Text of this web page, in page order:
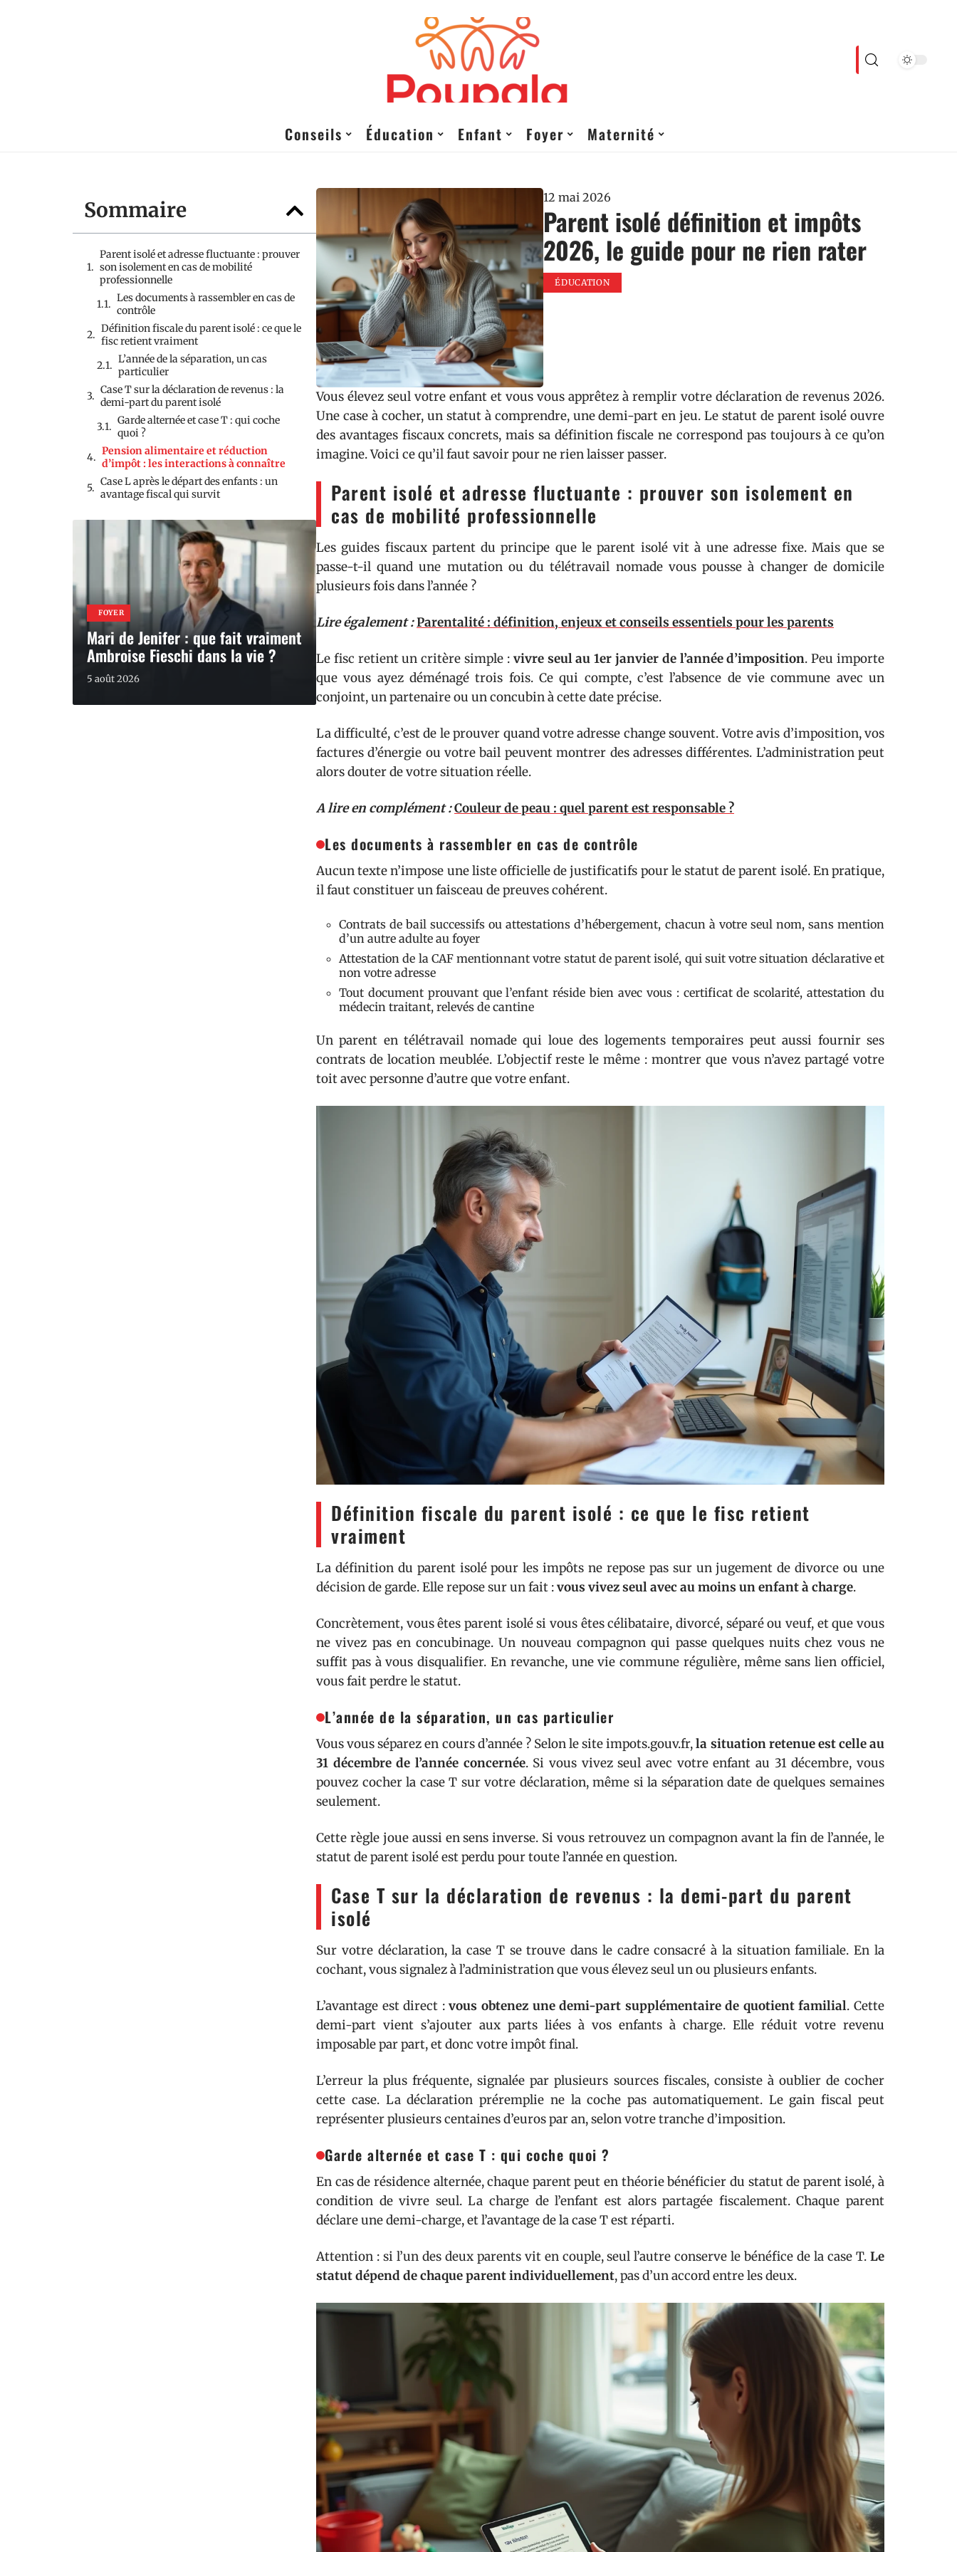
Conseils Éducation Enfant Foyer Maternité
Sommaire
Parent isolé et adresse fluctuante : prouver
son isolement en cas de mobilité
professionnelle
Les documents à rassembler en cas de
contrôle
Définition fiscale du parent isolé : ce que le
fisc retient vraiment
L’année de la séparation, un cas
particulier
Case T sur la déclaration de revenus : la
demi-part du parent isolé
Garde alternée et case T : qui coche
quoi ?
Pension alimentaire et réduction
d’impôt : les interactions à connaître
Case L après le départ des enfants : un
avantage fiscal qui survit
FOYER
Mari de Jenifer : que fait vraiment
Ambroise Fieschi dans la vie ?
5 août 2026
12 mai 2026
Parent isolé définition et impôts
2026, le guide pour ne rien rater
ÉDUCATION
Vous élevez seul votre enfant et vous vous apprêtez à remplir votre déclaration de revenus 2026.
Une case à cocher, un statut à comprendre, une demi-part en jeu. Le statut de parent isolé ouvre
des avantages fiscaux concrets, mais sa définition fiscale ne correspond pas toujours à ce qu’on
imagine. Voici ce qu’il faut savoir pour ne rien laisser passer.
Parent isolé et adresse fluctuante : prouver son isolement en
cas de mobilité professionnelle
Les guides fiscaux partent du principe que le parent isolé vit à une adresse fixe. Mais que se
passe-t-il quand une mutation ou du télétravail nomade vous pousse à changer de domicile
plusieurs fois dans l’année ?
Lire également :Parentalité : définition, enjeux et conseils essentiels pour les parents
Le fisc retient un critère simple : vivre seul au 1er janvier de l’année d’imposition. Peu importe
que vous ayez déménagé trois fois. Ce qui compte, c’est l’absence de vie commune avec un
conjoint, un partenaire ou un concubin à cette date précise.
La difficulté, c’est de le prouver quand votre adresse change souvent. Votre avis d’imposition, vos
factures d’énergie ou votre bail peuvent montrer des adresses différentes. L’administration peut
alors douter de votre situation réelle.
A lire en complément :Couleur de peau : quel parent est responsable ?
Les documents à rassembler en cas de contrôle
Aucun texte n’impose une liste officielle de justificatifs pour le statut de parent isolé. En pratique,
il faut constituer un faisceau de preuves cohérent.
Contrats de bail successifs ou attestations d’hébergement, chacun à votre seul nom, sans mention
d’un autre adulte au foyer
Attestation de la CAF mentionnant votre statut de parent isolé, qui suit votre situation déclarative et
non votre adresse
Tout document prouvant que l’enfant réside bien avec vous : certificat de scolarité, attestation du
médecin traitant, relevés de cantine
Un parent en télétravail nomade qui loue des logements temporaires peut aussi fournir ses
contrats de location meublée. L’objectif reste le même : montrer que vous n’avez partagé votre
toit avec personne d’autre que votre enfant.
Définition fiscale du parent isolé : ce que le fisc retient
vraiment
La définition du parent isolé pour les impôts ne repose pas sur un jugement de divorce ou une
décision de garde. Elle repose sur un fait :vous vivez seul avec au moins un enfant à charge.
Concrètement, vous êtes parent isolé si vous êtes célibataire, divorcé, séparé ou veuf, et que vous
ne vivez pas en concubinage. Un nouveau compagnon qui passe quelques nuits chez vous ne
suffit pas à vous disqualifier. En revanche, une vie commune régulière, même sans lien officiel,
vous fait perdre le statut.
L’année de la séparation, un cas particulier
Vous vous séparez en cours d’année ? Selon le site impots.gouv.fr,la situation retenue est celle au
31 décembre de l’année concernée. Si vous vivez seul avec votre enfant au 31 décembre, vous
pouvez cocher la case T sur votre déclaration, même si la séparation date de quelques semaines
seulement.
Cette règle joue aussi en sens inverse. Si vous retrouvez un compagnon avant la fin de l’année, le
statut de parent isolé est perdu pour toute l’année en question.
Case T sur la déclaration de revenus : la demi-part du parent
isolé
Sur votre déclaration, la case T se trouve dans le cadre consacré à la situation familiale. En la
cochant, vous signalez à l’administration que vous élevez seul un ou plusieurs enfants.
L’avantage est direct :vous obtenez une demi-part supplémentaire de quotient familial. Cette
demi-part vient s’ajouter aux parts liées à vos enfants à charge. Elle réduit votre revenu
imposable par part, et donc votre impôt final.
L’erreur la plus fréquente, signalée par plusieurs sources fiscales, consiste à oublier de cocher
cette case. La déclaration préremplie ne la coche pas automatiquement. Le gain fiscal peut
représenter plusieurs centaines d’euros par an, selon votre tranche d’imposition.
Garde alternée et case T : qui coche quoi ?
En cas de résidence alternée, chaque parent peut en théorie bénéficier du statut de parent isolé, à
condition de vivre seul. La charge de l’enfant est alors partagée fiscalement. Chaque parent
déclare une demi-charge, et l’avantage de la case T est réparti.
Attention : si l’un des deux parents vit en couple, seul l’autre conserve le bénéfice de la case T. Le
statut dépend de chaque parent individuellement, pas d’un accord entre les deux.